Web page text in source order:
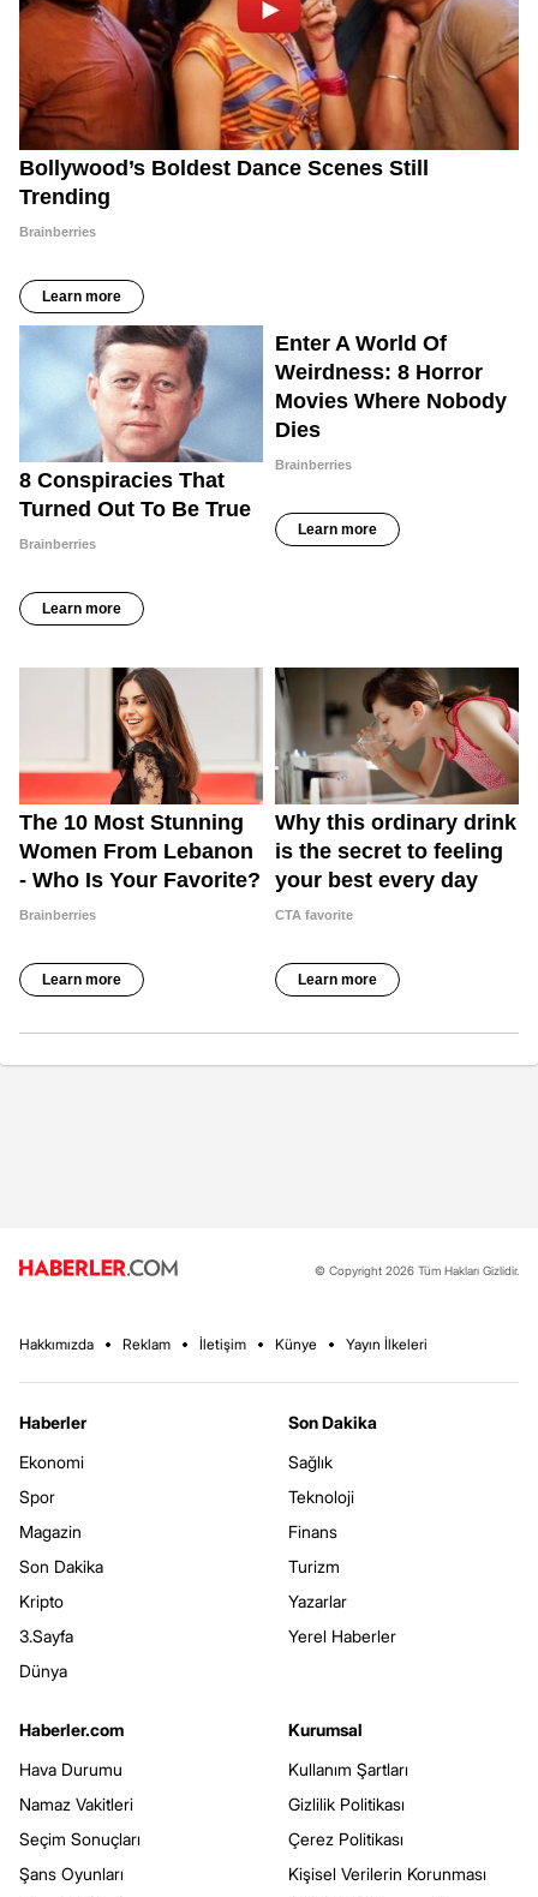
© Copyright 2026 Tüm Hakları Gizlidir.
Hakkımızda Reklam İletişim Künye Yayın İlkeleri
Haberler
Ekonomi
Spor
Magazin
Son Dakika
Kripto
3.Sayfa
Dünya
Son Dakika
Sağlık
Teknoloji
Finans
Turizm
Yazarlar
Yerel Haberler
Haberler.com
Hava Durumu
Namaz Vakitleri
Seçim Sonuçları
Şans Oyunları
Kurumsal
Kullanım Şartları
Gizlilik Politikası
Çerez Politikası
Kişisel Verilerin Korunması